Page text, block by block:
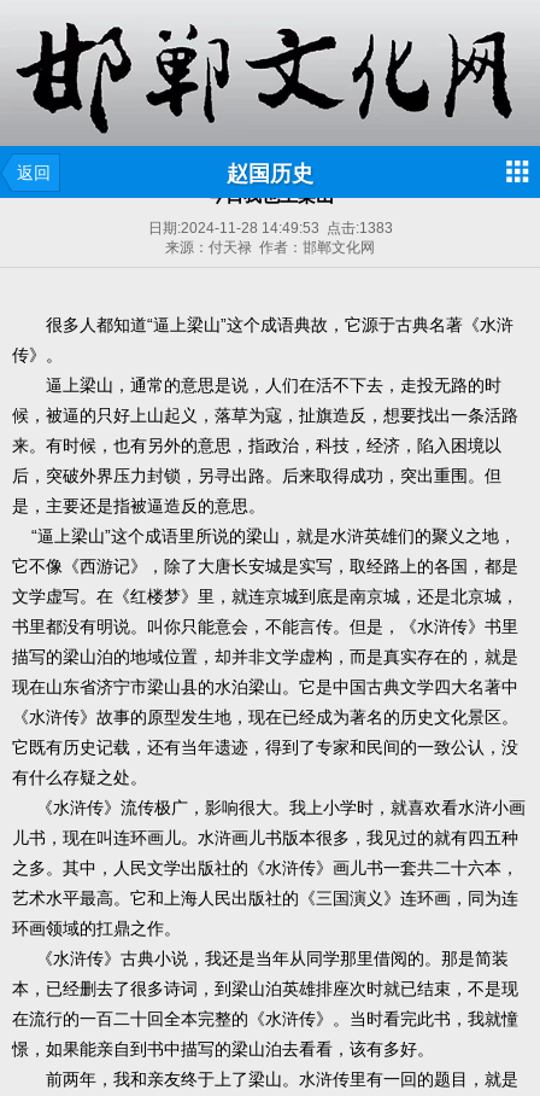
返回 赵国历史
今日我也上梁山
日期:2024-11-28 14:49:53 点击:1383
来源：付天禄 作者：邯郸文化网
很多人都知道“逼上梁山”这个成语典故，它源于古典名著《水浒
传》。
逼上梁山，通常的意思是说，人们在活不下去，走投无路的时
候，被逼的只好上山起义，落草为寇，扯旗造反，想要找出一条活路
来。有时候，也有另外的意思，指政治，科技，经济，陷入困境以
后，突破外界压力封锁，另寻出路。后来取得成功，突出重围。但
是，主要还是指被逼造反的意思。
“逼上梁山”这个成语里所说的梁山，就是水浒英雄们的聚义之地，
它不像《西游记》，除了大唐长安城是实写，取经路上的各国，都是
文学虚写。在《红楼梦》里，就连京城到底是南京城，还是北京城，
书里都没有明说。叫你只能意会，不能言传。但是，《水浒传》书里
描写的梁山泊的地域位置，却并非文学虚构，而是真实存在的，就是
现在山东省济宁市梁山县的水泊梁山。它是中国古典文学四大名著中
《水浒传》故事的原型发生地，现在已经成为著名的历史文化景区。
它既有历史记载，还有当年遗迹，得到了专家和民间的一致公认，没
有什么存疑之处。
《水浒传》流传极广，影响很大。我上小学时，就喜欢看水浒小画
儿书，现在叫连环画儿。水浒画儿书版本很多，我见过的就有四五种
之多。其中，人民文学出版社的《水浒传》画儿书一套共二十六本，
艺术水平最高。它和上海人民出版社的《三国演义》连环画，同为连
环画领域的扛鼎之作。
《水浒传》古典小说，我还是当年从同学那里借阅的。那是简装
本，已经删去了很多诗词，到梁山泊英雄排座次时就已结束，不是现
在流行的一百二十回全本完整的《水浒传》。当时看完此书，我就憧
憬，如果能亲自到书中描写的梁山泊去看看，该有多好。
前两年，我和亲友终于上了梁山。水浒传里有一回的题目，就是